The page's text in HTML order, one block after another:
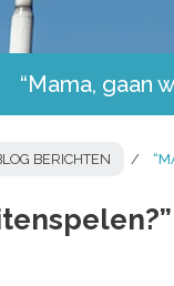
“Mama, gaan
BERICHTEN